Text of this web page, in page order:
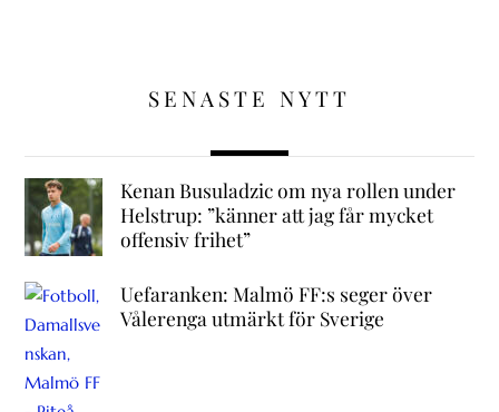
SENASTE NYTT
Kenan Busuladzic om nya rollen under
Helstrup: ”känner att jag får mycket
offensiv frihet”
Uefaranken: Malmö FF:s seger över
Vålerenga utmärkt för Sverige